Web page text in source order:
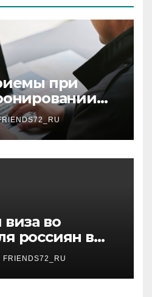
при
во
россиян в
от 3 дней
FRIENDS72_RU